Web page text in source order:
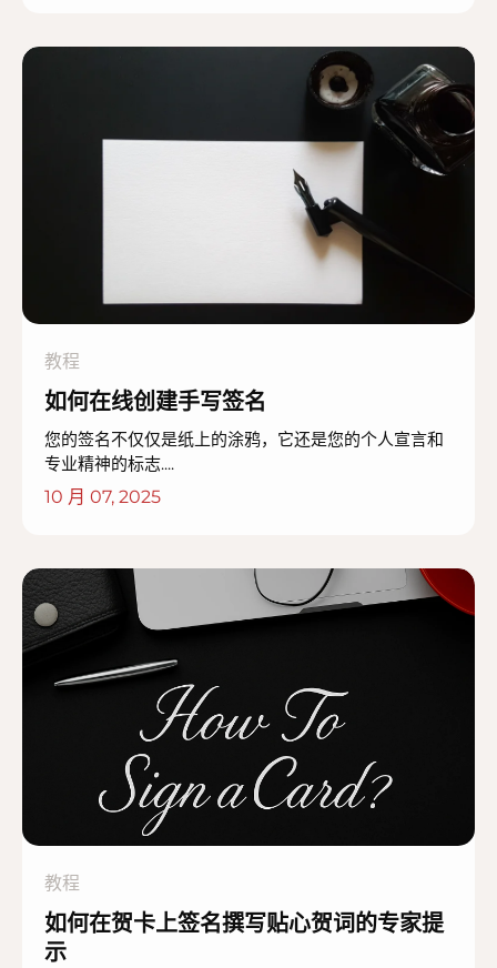
教程
如何在线创建手写签名
您的签名不仅仅是纸上的涂鸦，它还是您的个人宣言和
专业精神的标志....
10 月 07, 2025
教程
如何在贺卡上签名撰写贴心贺词的专家提
示